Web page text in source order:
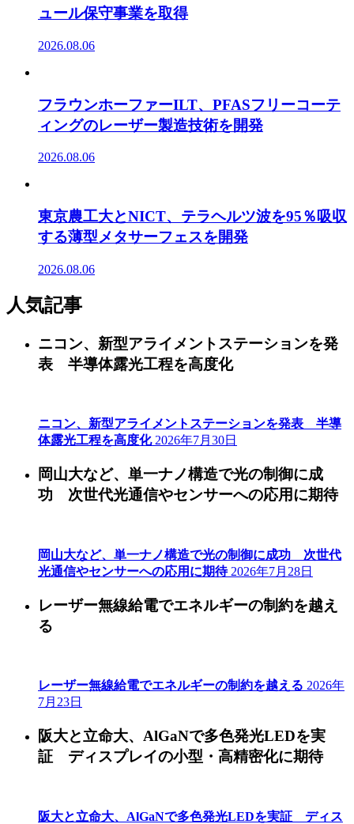
ュール保守事業を取得
2026.08.06
フラウンホーファーILT、PFASフリーコーテ
ィングのレーザー製造技術を開発
2026.08.06
東京農工大とNICT、テラヘルツ波を95％吸収
する薄型メタサーフェスを開発
2026.08.06
人気記事
ニコン、新型アライメントステーションを発
表 半導体露光工程を高度化
ニコン、新型アライメントステーションを発表 半導
体露光工程を高度化 2026年7月30日
岡山大など、単一ナノ構造で光の制御に成
功 次世代光通信やセンサーへの応用に期待
岡山大など、単一ナノ構造で光の制御に成功 次世代
光通信やセンサーへの応用に期待 2026年7月28日
レーザー無線給電でエネルギーの制約を越え
る
レーザー無線給電でエネルギーの制約を越える 2026年
7月23日
阪大と立命大、AlGaNで多色発光LEDを実
証 ディスプレイの小型・高精密化に期待
阪大と立命大、AlGaNで多色発光LEDを実証 ディス